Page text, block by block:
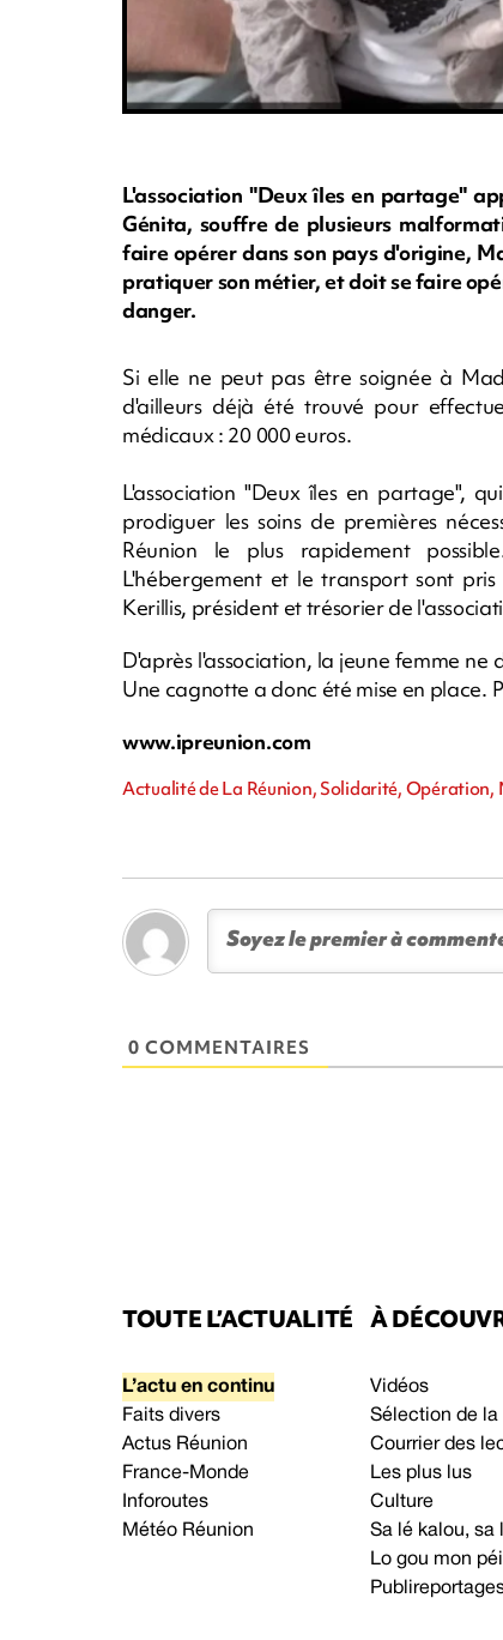
L'association "Deux îles en partage"
Génita, souffre de plusieurs
faire opérer dans son pays d'origine,
pratiquer son métier, et doit se faire
danger.
Si elle ne peut pas être soignée à
d'ailleurs déjà été trouvé pour
médicaux : 20 000 euros.
L'association "Deux îles en partage",
prodiguer les soins de premières
Réunion le plus rapidement
L'hébergement et le transport sont
Kerillis, président et trésorier de
D'après l'association, la jeune femme
Une cagnotte a donc été mise en place.
www.ipreunion.com
Actualité de La Réunion, Solidarité,
0 COMMENTAIRES
TOUTE L’ACTUALITÉ
L’actu en continu
Faits divers
Actus Réunion
France-Monde
Inforoutes
Météo Réunion
À
Vidéos
Sélection de la
Courrier des
Les plus lus
Culture
Sa lé kalou, sa
Lo gou mon péi